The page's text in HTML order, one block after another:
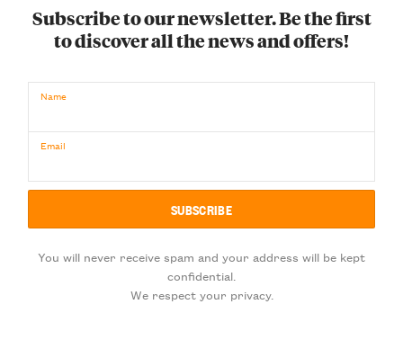
Subscribe to our newsletter. Be the first
to discover all the news and offers!
Name
Email
You will never receive spam and your address will be kept
confidential.
We respect your privacy.